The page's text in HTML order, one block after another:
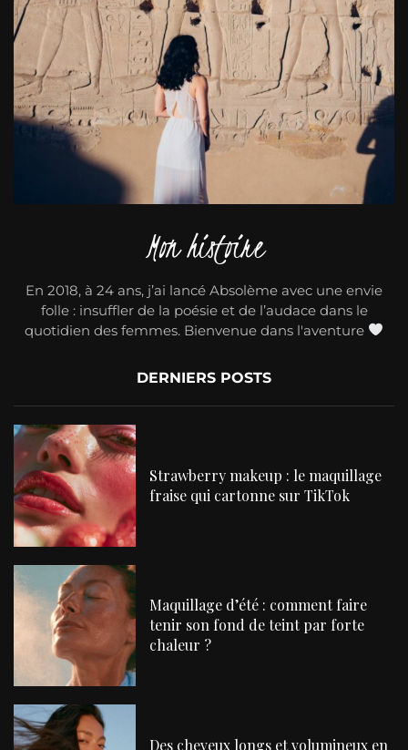
Mon histoire
En 2018, à 24 ans, j’ai lancé Absolème avec une envie
folle : insuffler de la poésie et de l’audace dans le
quotidien des femmes. Bienvenue dans l'aventure
DERNIERS POSTS
Strawberry makeup : le maquillage
fraise qui cartonne sur TikTok
Maquillage d’été : comment faire
tenir son fond de teint par forte
chaleur ?
Des cheveux longs et volumineux en